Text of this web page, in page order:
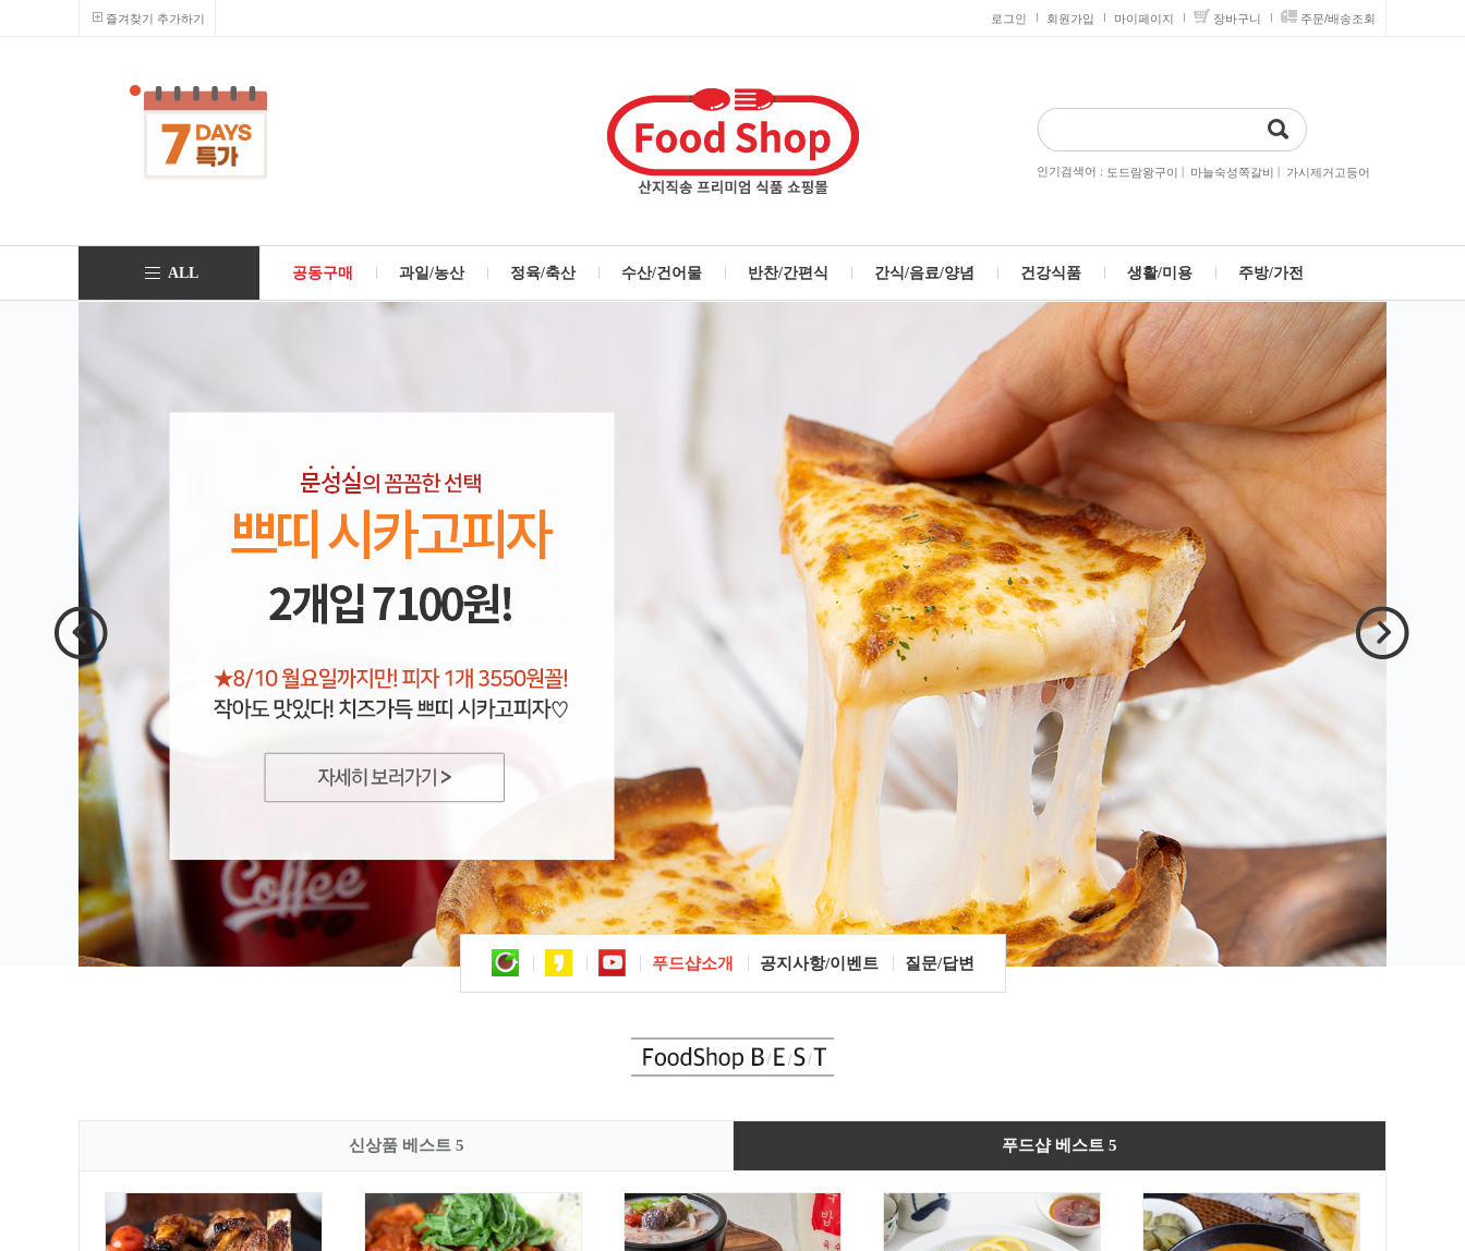
즐겨찾기 추가하기 로그인 회원가입 마이페이지 장바구니 주문/배송조회
인기검색어 : 도드람왕구이 | 마늘숙성쪽갈비 | 가시제거고등어
ALL 공동구매 과일/농산 정육/축산 수산/건어물 반찬/간편식 간식/음료/양념 건강식품 생활/미용 주방/가전
푸드샵소개 공지사항/이벤트 질문/답변
신상품 베스트 5 푸드샵 베스트 5